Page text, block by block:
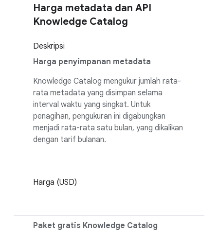
Harga metadata dan API
Knowledge Catalog
Deskripsi
Harga penyimpanan metadata
Knowledge Catalog mengukur jumlah rata-
rata metadata yang disimpan selama
interval waktu yang singkat. Untuk
penagihan, pengukuran ini digabungkan
menjadi rata-rata satu bulan, yang dikalikan
dengan tarif bulanan.
Harga (USD)
Paket gratis Knowledge Catalog